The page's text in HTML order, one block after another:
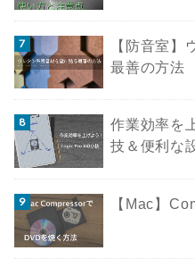
【防音室】
最善の方法
作業効率を
技＆便利な
【Mac】